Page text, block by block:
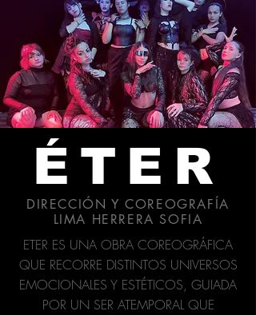
ÉTER
DIRECCIÓN Y COREOGRAFÍA
LIMA HERRERA SOFIA
ETER ES UNA OBRA COREOGRÁFICA
QUE RECORRE DISTINTOS UNIVERSOS
EMOCIONALES Y ESTÉTICOS, GUIADA
POR UN SER ATEMPORAL QUE